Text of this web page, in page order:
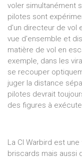
voler simultanément
pilotes sont
d'un directeur de vol
vue d'ensemble et
matière de vol en
exemple, dans les
se recouper
juger la distance
pilotes devrait
des figures à
La CI Warbird est
briscards mais aussi